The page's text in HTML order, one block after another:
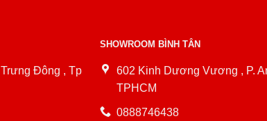
Đông , Tp
SHOWROOM BÌNH TÂN
602 Kinh Dương Vương , P.
TPHCM
0888746438